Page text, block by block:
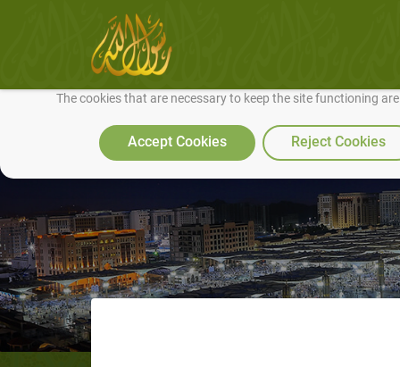
We use cookies to make our site work well for you and so we can
The cookies that are necessary to keep the site functioning
Accept Cookies Reject Cookies